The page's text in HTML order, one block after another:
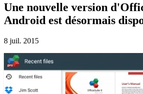
Une nouvelle version
Android est désormais
8 juil. 2015